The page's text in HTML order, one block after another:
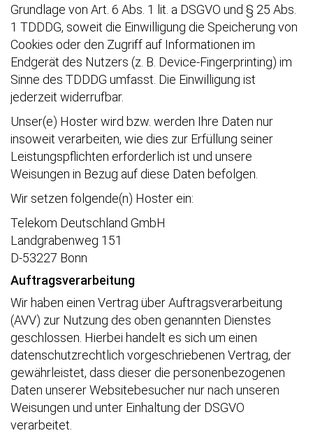
Grundlage von Art. 6 Abs. 1 lit. a DSGVO und § 25 Abs.
1 TDDDG, soweit die Einwilligung die Speicherung von
Cookies oder den Zugriff auf Informationen im
Endgerät des Nutzers (z. B. Device-Fingerprinting) im
Sinne des TDDDG umfasst. Die Einwilligung ist
jederzeit widerrufbar.
Unser(e) Hoster wird bzw. werden Ihre Daten nur
insoweit verarbeiten, wie dies zur Erfüllung seiner
Leistungspflichten erforderlich ist und unsere
Weisungen in Bezug auf diese Daten befolgen.
Wir setzen folgende(n) Hoster ein:
Telekom Deutschland GmbH
Landgrabenweg 151
D-53227 Bonn
Auftragsverarbeitung
Wir haben einen Vertrag über Auftragsverarbeitung
(AVV) zur Nutzung des oben genannten Dienstes
geschlossen. Hierbei handelt es sich um einen
datenschutzrechtlich vorgeschriebenen Vertrag, der
gewährleistet, dass dieser die personenbezogenen
Daten unserer Websitebesucher nur nach unseren
Weisungen und unter Einhaltung der DSGVO
verarbeitet.